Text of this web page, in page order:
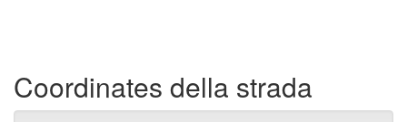
Coordinates della strada